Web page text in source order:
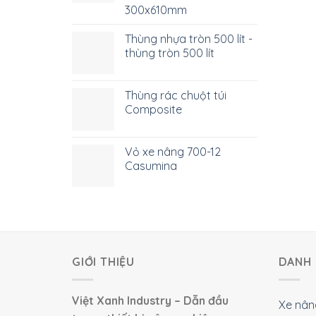
300x610mm
Thùng nhựa tròn 500 lít -
thùng tròn 500 lít
Thùng rác chuột túi
Composite
Vỏ xe nâng 700-12
Casumina
GIỚI THIỆU
Việt Xanh Industry – Dẫn đầu
DANH
Xe